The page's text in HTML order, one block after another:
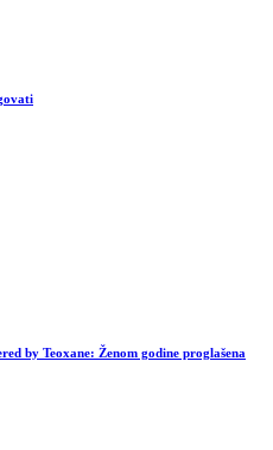
by Teoxane: Ženom godine proglašena